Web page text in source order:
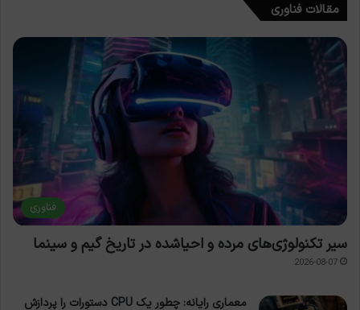
مقالات فناوری
فناوری
سیر تکنولوژی‌های مرده و احیاشده در تاریخ گیم و سینما
2026-08-07
معماری رایانه: چطور یک CPU دستورات را پردازش